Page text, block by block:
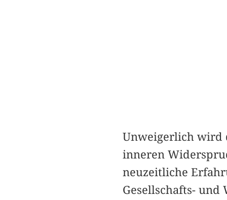
Unweigerlich wird
inneren
neuzeitliche
Gesellschafts- und